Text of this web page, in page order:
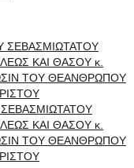
ΚΑΙ ΘΑΣΟΥ κ.
ΤΟΥ ΘΕΑΝΘΡΩΠΟΥ